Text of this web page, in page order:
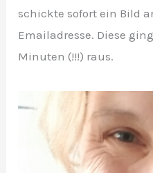
schickte sofort ein Bild
Emailadresse. Diese
Minuten (!!!) raus.